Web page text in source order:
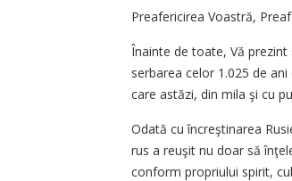
Preafericirea Voastră,
Înainte de toate, Vă
serbarea celor 1.025 de
care astăzi, din mila şi cu
Odată cu încreştinarea
rus a reuşit nu doar să
conform propriului spirit,